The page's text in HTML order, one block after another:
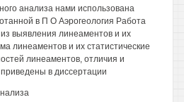
анализа нами использована
в П О Аэрогеология Работа
выявления линеаментов и их
линеаментов и их статистические
линеаментов, отличия и
в диссертации